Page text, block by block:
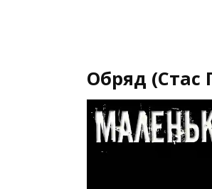
Обряд (Стас